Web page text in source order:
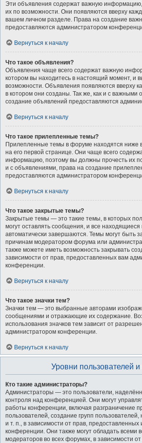
Эти объявления содержат важную
их по возможности. Они появляются вверху
вашем личном разделе. Права на создание
предоставляются администратором
Вернуться к началу
Что такое объявления?
Объявления чаще всего содержат важную
котором вы находитесь в настоящий момент, и
возможности. Объявления появляются вверху
в котором они созданы. Так же, как и с важными
создание объявлений предоставляются
Вернуться к началу
Что такое прилепленные темы?
Прилепленные темы в форуме находятся ниже
на его первой странице. Они чаще всего
информацию, поэтому вы должны прочесть их
и с объявлениями, права на создание
предоставляются администратором
Вернуться к началу
Что такое закрытые темы?
Закрытые темы — это такие темы, в которых
могут оставлять сообщения, и все находящиеся
автоматически завершаются. Темы могут быть
причинам модератором форума или
также можете иметь возможность закрывать
зависимости от прав, предоставленных вам
конференции.
Вернуться к началу
Что такое значки тем?
Значки тем — это выбранные авторами
сообщениями и отражающие их содержание.
использования значков тем зависит от
администратором конференции.
Вернуться к началу
Уровни пользователей и
Кто такие администраторы?
Администраторы — это пользователи,
контроля над конференцией. Они могут
работы конференции, включая разграничение
пользователей, создание групп
и т. п., в зависимости от прав,
конференции. Они также могут обладать всеми
модераторов во всех форумах, в зависимости от